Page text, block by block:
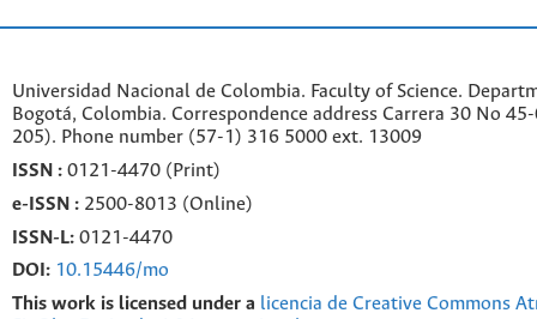
Universidad Nacional de Colombia. Faculty of Science.
Bogotá, Colombia. Correspondence address Carrera 30 No
205). Phone number (57-1) 316 5000 ext. 13009
ISSN : 0121-4470 (Print)
e- ISSN : 2500-8013 (Online)
ISSN-L: 0121-4470
DOI: 10.15446/mo
This work is licensed under a licencia de Creative Commons